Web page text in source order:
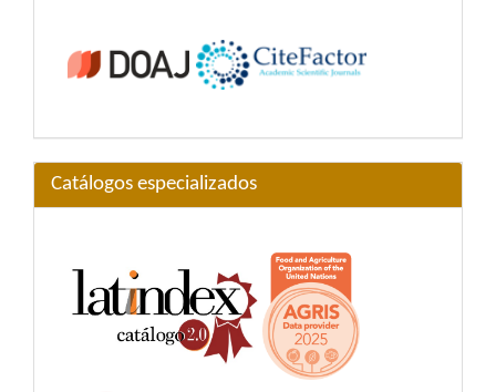
Catálogos especializados